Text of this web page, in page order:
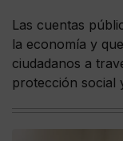
Las cuentas
la economía y
ciudadanos a
protección social